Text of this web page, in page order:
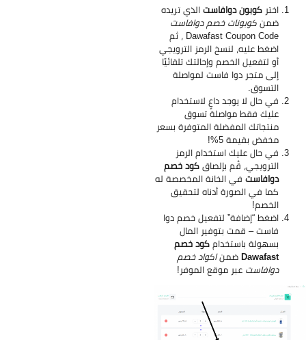
اختركوبون دوافاستالذي تريده
ضمنكوبونات خصم دوافاست
Dawafast Coupon Code ، ثم
اضغط عليه، لنسخ الرمز الترويجي
أو لتفعيل الخصم وإحالتك تلقائيًا
إلى متجر دوا فاست لمواصلة
التسوق.
في حال لا يوجد داعٍ لاستخدام
عليك فقط مواصلة تسوق
منتجاتك المفضلة المتوفرة بسعر
مخفض بقيمة 5%!
في حال عليك استخدام الرمز
الترويجي، قُم بإلصاقكود خصم
دوافاستفي الخانة المخصصة له
كما في الصورة أدناه لتحقيق
الخصم!
اضغط “إضافة” لتفعيل خصم دوا
فاست – قمت بتوفير المال
بسهولة باستخدامكود خصم
Dawafastضمناكواد خصم
دوافاستعبر موقع الموفر!